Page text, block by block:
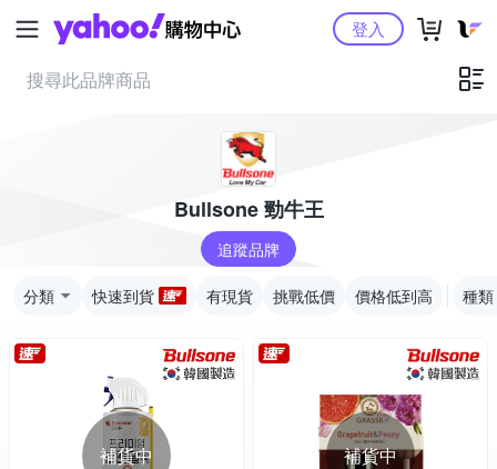
Yahoo購物中心登入
Bullsone 勁牛王
追蹤品牌
分類 快速到貨 有現貨 挑戰低價 價格低到高 種類
補貨中 補貨中